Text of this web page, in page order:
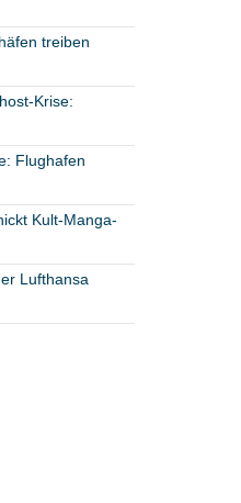
treiben
Krise:
Flughafen
Kult-Manga-
Lufthansa